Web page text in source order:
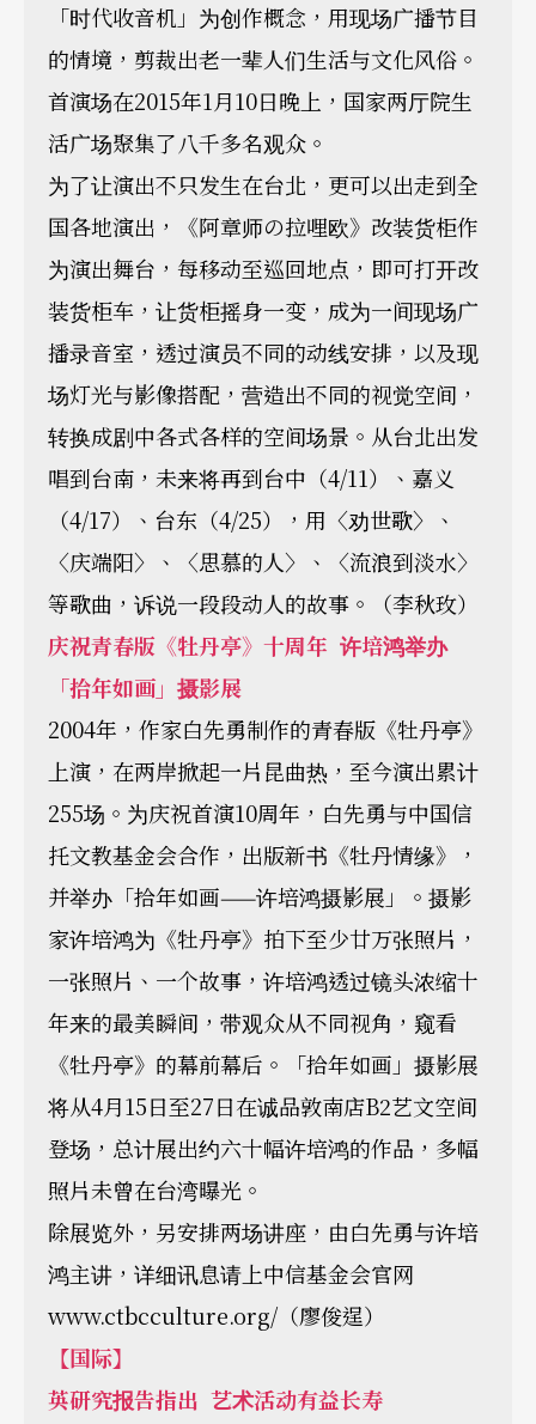
「时代收音机」为创作概念，用现场广播节目
的情境，剪裁出老一辈人们生活与文化风俗。
首演场在2015年1月10日晚上，国家两厅院生
活广场聚集了八千多名观众。
为了让演出不只发生在台北，更可以出走到全
国各地演出，《阿章师の拉哩欧》改装货柜作
为演出舞台，每移动至巡回地点，即可打开改
装货柜车，让货柜摇身一变，成为一间现场广
播录音室，透过演员不同的动线安排，以及现
场灯光与影像搭配，营造出不同的视觉空间，
转换成剧中各式各样的空间场景。从台北出发
唱到台南，未来将再到台中（4/11）、嘉义
（4/17）、台东（4/25），用〈劝世歌〉、
〈庆端阳〉、〈思慕的人〉、〈流浪到淡水〉
等歌曲，诉说一段段动人的故事。（李秋玫）
庆祝青春版《牡丹亭》十周年 许培鸿举办
「拾年如画」摄影展
2004年，作家白先勇制作的青春版《牡丹亭》
上演，在两岸掀起一片昆曲热，至今演出累计
255场。为庆祝首演10周年，白先勇与中国信
托文教基金会合作，出版新书《牡丹情缘》，
并举办「拾年如画——许培鸿摄影展」。摄影
家许培鸿为《牡丹亭》拍下至少廿万张照片，
一张照片、一个故事，许培鸿透过镜头浓缩十
年来的最美瞬间，带观众从不同视角，窥看
《牡丹亭》的幕前幕后。「拾年如画」摄影展
将从4月15日至27日在诚品敦南店B2艺文空间
登场，总计展出约六十幅许培鸿的作品，多幅
照片未曾在台湾曝光。
除展览外，另安排两场讲座，由白先勇与许培
鸿主讲，详细讯息请上中信基金会官网
www.ctbcculture.org/（廖俊逞）
【国际】
英研究报告指出 艺术活动有益长寿